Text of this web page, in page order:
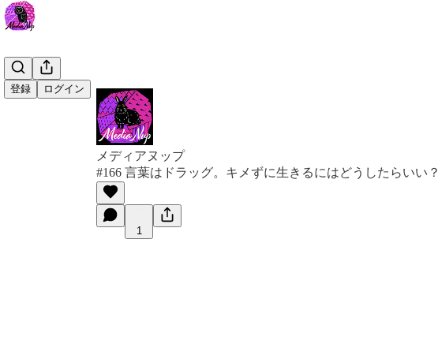
登録 ログイン
メディアヌップ
#166 言葉はドラッグ。キメずに生きるにはどうしたらいい？
1